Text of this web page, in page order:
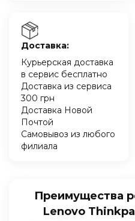
Доставка:
Курьерская доставка
в сервис бесплатно
Доставка из сервиса
300 грн
Доставка Новой
Почтой
Самовывоз из любого
филиала
Преимущества
Lenovo